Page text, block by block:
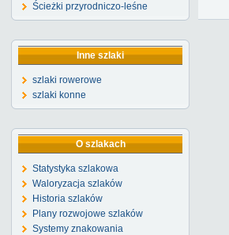
Ścieżki przyrodniczo-leśne
Inne szlaki
szlaki rowerowe
szlaki konne
O szlakach
Statystyka szlakowa
Waloryzacja szlaków
Historia szlaków
Plany rozwojowe szlaków
Systemy znakowania